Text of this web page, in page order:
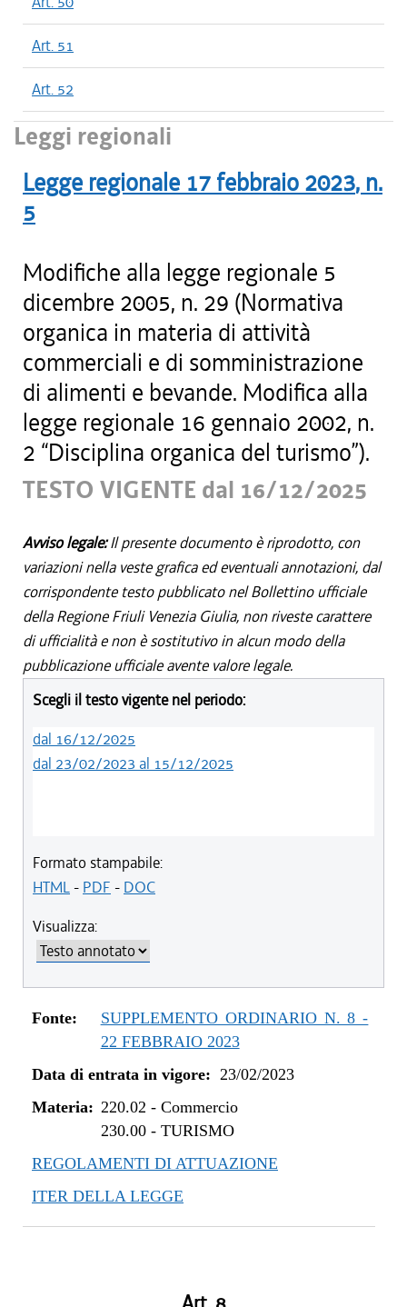
Art. 51
Art. 52
Leggi regionali
Legge regionale 17 febbraio 2023, n.
5
Modifiche alla legge regionale 5
dicembre 2005, n. 29 (Normativa
organica in materia di attività
commerciali e di somministrazione
di alimenti e bevande. Modifica alla
legge regionale 16 gennaio 2002, n.
2 “Disciplina organica del turismo”).
TESTO VIGENTE dal 16/12/2025
Avviso legale:Il presente documento è riprodotto, con
variazioni nella veste grafica ed eventuali annotazioni, dal
corrispondente testo pubblicato nel Bollettino ufficiale
della Regione Friuli Venezia Giulia, non riveste carattere
di ufficialità e non è sostitutivo in alcun modo della
pubblicazione ufficiale avente valore legale.
Scegli il testo vigente nel periodo:
dal 16/12/2025
dal 23/02/2023 al 15/12/2025
Formato stampabile:
HTML- PDF - DOC
Visualizza:
Fonte:
SUPPLEMENTO ORDINARIO N. 8 -
22 FEBBRAIO 2023
Data di entrata in vigore: 23/02/2023
Materia: 220.02 - Commercio
230.00- TURISMO
REGOLAMENTI DI ATTUAZIONE
ITER DELLA LEGGE